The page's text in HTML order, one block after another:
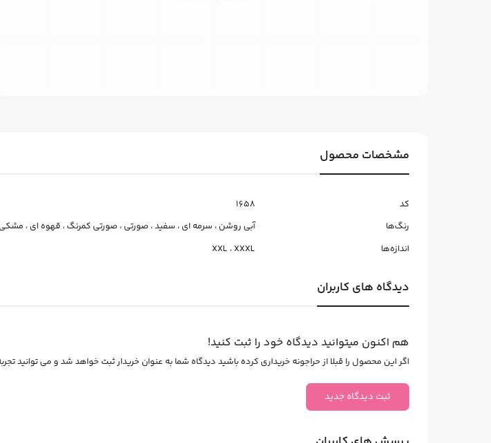
مشخصات محصول
کد
1658
رنگ‌ها
آبی روشن ، سرمه ای ، سفید، صورتی ، صورتی کمرنگ ، قهوه ای ، مشکی
اندازه‌ها
XXL ، XXXL
دیدگاه های کاربران
هم اکنون میتوانید دیدگاه خود را ثبت کنید!
اگر این محصول را قبلا از حراجونه خریداری کرده باشید دیدگاه شما به عنوان خریدار ثبت خواهد شد و می توانید
ثبت دیدگاه جدید